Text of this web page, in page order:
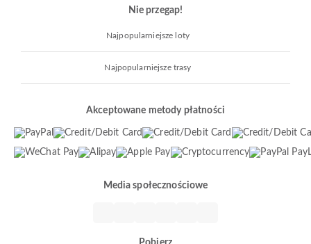
Nie przegap!
Najpopularniejsze loty
Najpopularniejsze trasy
Akceptowane metody płatności
Media społecznościowe